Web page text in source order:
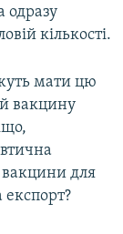
одразу
кількості.
мати цю
вакцину
вакцини для
експорт?